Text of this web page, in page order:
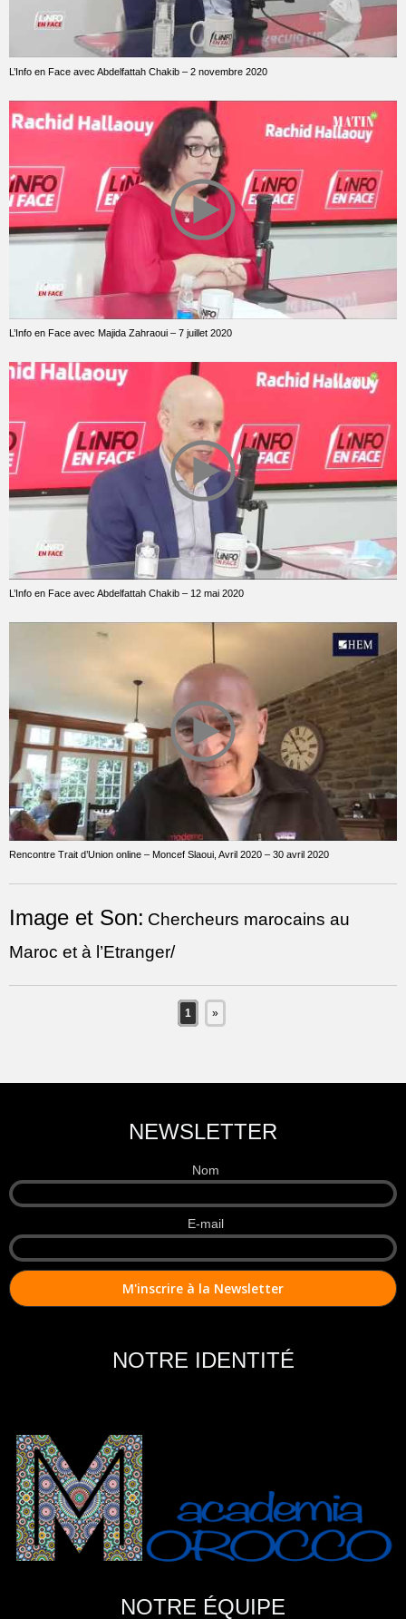
L’Info en Face avec Abdelfattah Chakib – 2 novembre 2020
L’Info en Face avec Majida Zahraoui – 7 juillet 2020
L’Info en Face avec Abdelfattah Chakib – 12 mai 2020
Rencontre Trait d’Union online – Moncef Slaoui, Avril 2020 – 30 avril 2020
Image et Son: Chercheurs marocains au
Maroc et à l’Etranger/
1 »
NEWSLETTER
Nom
E-mail
NOTRE IDENTITÉ
NOTRE ÉQUIPE